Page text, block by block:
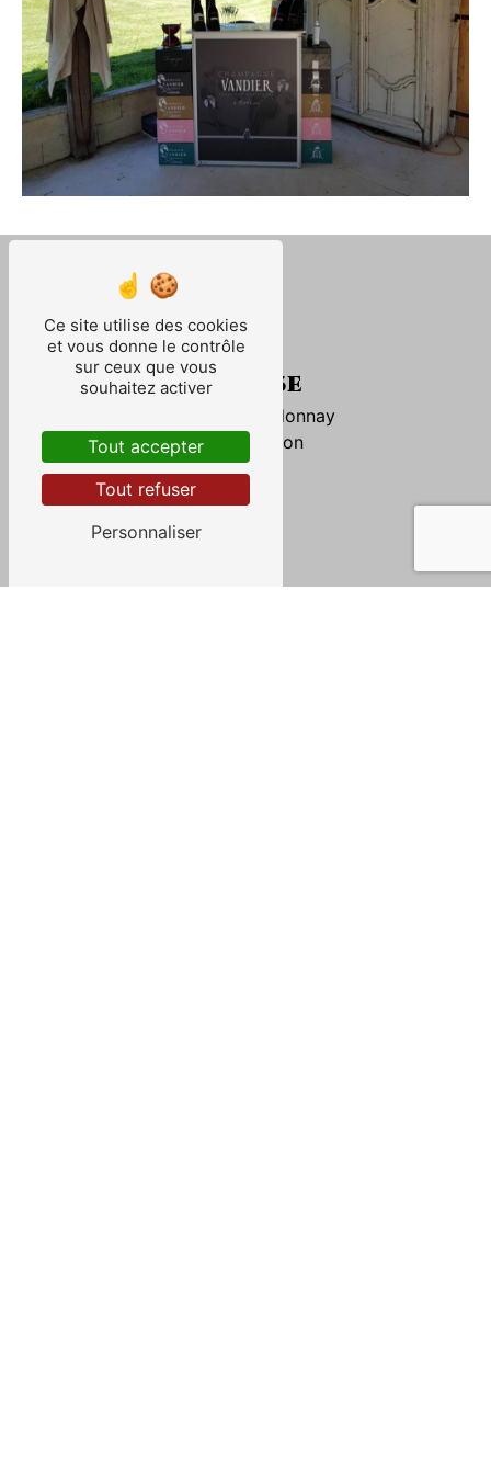
Adresse
8 Rue du Chardonnay
51260 Bethon
Ce site utilise des cookies
et vous donne le contrôle
sur ceux que vous
souhaitez activer
Tout accepter
Tout refuser
Personnaliser